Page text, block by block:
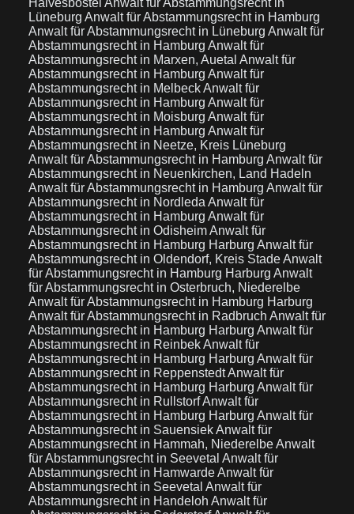
Halvesbostel Anwalt für Abstammungsrecht in
Lüneburg Anwalt für Abstammungsrecht in Hamburg
Anwalt für Abstammungsrecht in Lüneburg Anwalt für
Abstammungsrecht in Hamburg Anwalt für
Abstammungsrecht in Marxen, Auetal Anwalt für
Abstammungsrecht in Hamburg Anwalt für
Abstammungsrecht in MelbeckAnwalt für
Abstammungsrecht in Hamburg Anwalt für
Abstammungsrecht in Moisburg Anwalt für
Abstammungsrecht in Hamburg Anwalt für
Abstammungsrecht in Neetze, Kreis Lüneburg
Anwalt für Abstammungsrecht in Hamburg Anwalt für
Abstammungsrecht in Neuenkirchen, Land Hadeln
Anwalt für Abstammungsrecht in Hamburg Anwalt für
Abstammungsrecht in Nordleda Anwalt für
Abstammungsrecht in Hamburg Anwalt für
Abstammungsrecht in OdisheimAnwalt für
Abstammungsrecht in Hamburg Harburg Anwalt für
Abstammungsrecht in Oldendorf, Kreis StadeAnwalt
für Abstammungsrecht in Hamburg Harburg Anwalt
für Abstammungsrecht in Osterbruch, Niederelbe
Anwalt für Abstammungsrecht in Hamburg Harburg
Anwalt für Abstammungsrecht in Radbruch Anwalt für
Abstammungsrecht in Hamburg Harburg Anwalt für
Abstammungsrecht in ReinbekAnwalt für
Abstammungsrecht in Hamburg Harburg Anwalt für
Abstammungsrecht in ReppenstedtAnwalt für
Abstammungsrecht in Hamburg Harburg Anwalt für
Abstammungsrecht in RullstorfAnwalt für
Abstammungsrecht in Hamburg Harburg Anwalt für
Abstammungsrecht in SauensiekAnwalt für
Abstammungsrecht in Hammah, NiederelbeAnwalt
für Abstammungsrecht in Seevetal Anwalt für
Abstammungsrecht in HamwardeAnwalt für
Abstammungsrecht in Seevetal Anwalt für
Abstammungsrecht in Handeloh Anwalt für